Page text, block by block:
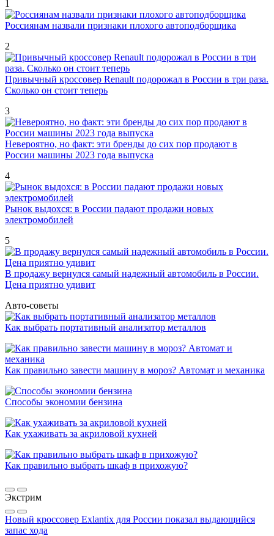
1
Россиянам назвали признаки плохого автоподборщика
2
Привычный кроссовер Renault подорожал в России в три раза.
Сколько он стоит теперь
3
Невероятно, но факт: эти бренды до сих пор продают в
России машины 2023 года выпуска
4
Рынок выдохся: в России падают продажи новых
электромобилей
5
В продажу вернулся самый надежный автомобиль в России.
Цена приятно удивит
Авто-советы
Как выбрать портативный анализатор металлов
Как правильно завести машину в мороз? Автомат и механика
Способы экономии бензина
Как ухаживать за акриловой кухней
Как правильно выбрать шкаф в прихожую?
Экстрим
Новый кроссовер Exlantix для России показал выдающийся
запас хода